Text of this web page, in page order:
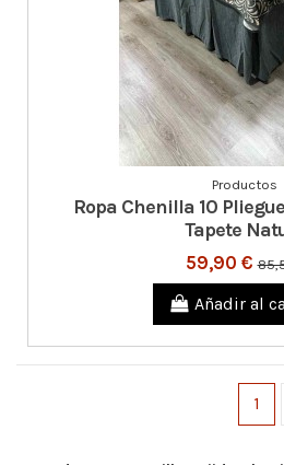
Productos
Ropa Chenilla 10
Tapete
59,90 €
Añadir al
1